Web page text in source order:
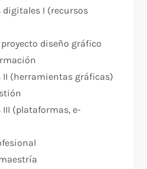
digitales I (recursos
diseño gráfico
II (herramientas gráficas)
III (plataformas, e-